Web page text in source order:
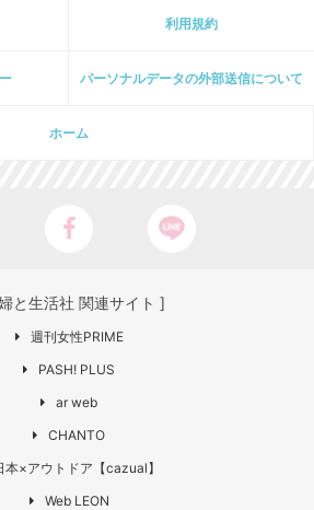
利用規約
パーソナルデータの外部送信について
ホーム
と生活社 関連サイト ]
週刊女性PRIME
PASH! PLUS
ar web
CHANTO
本×アウトドア【cazual】
Web LEON